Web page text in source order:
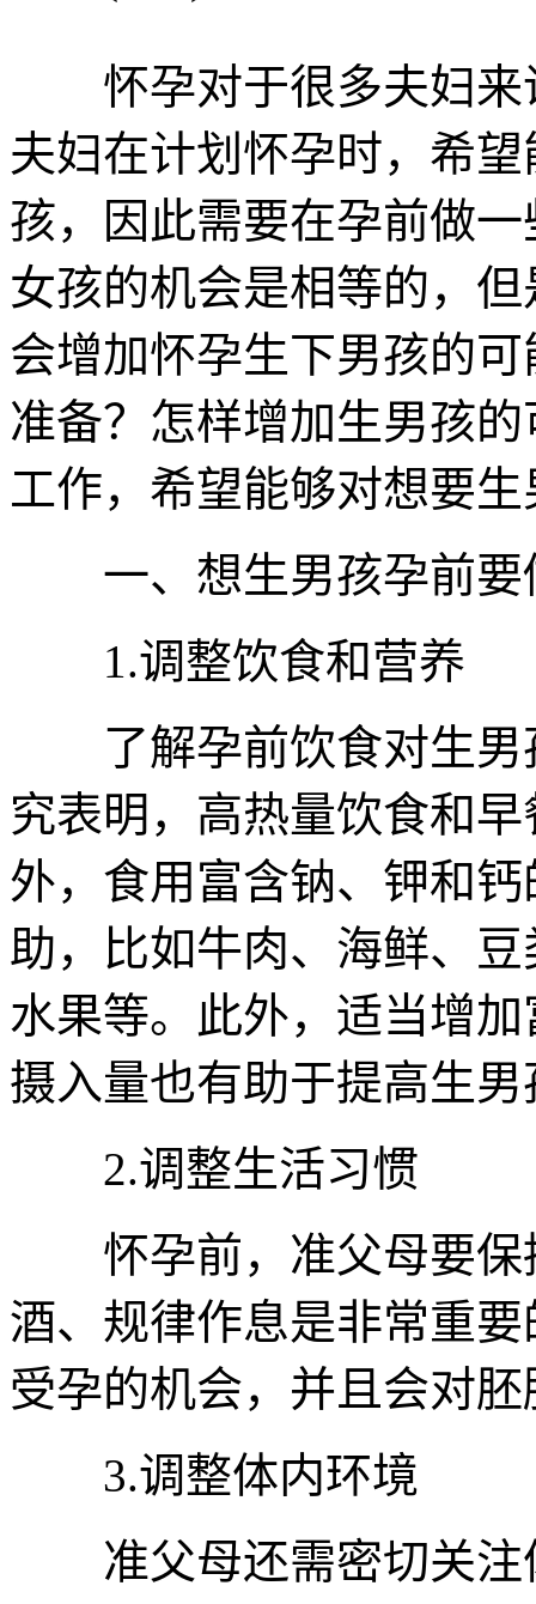
怀孕对于很多夫妇来
夫妇在计划怀孕时，希
孩，因此需要在孕前做
女孩的机会是相等的，
会增加怀孕生下男孩的
准备？怎样增加生男孩
工作，希望能够对想要
一、想生男孩孕前要
1.调整饮食和营养
了解孕前饮食对生男
究表明，高热量饮食和
外，食用富含钠、钾和
助，比如牛肉、海鲜、
水果等。此外，适当增
摄入量也有助于提高生
2.调整生活习惯
怀孕前，准父母要保
酒、规律作息是非常重
受孕的机会，并且会对
3.调整体内环境
准父母还需密切关注